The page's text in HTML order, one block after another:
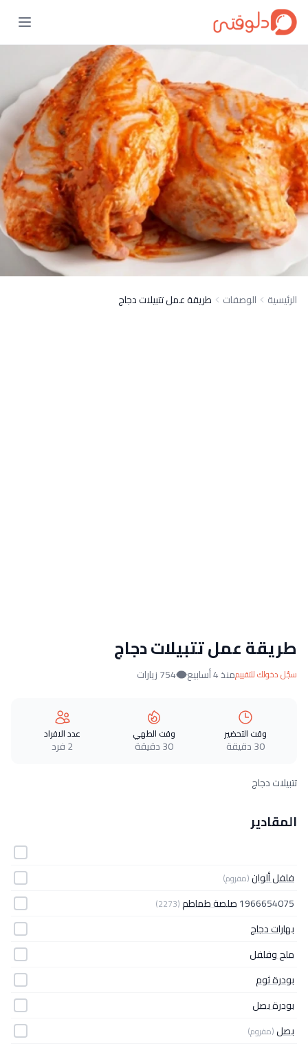
الرئيسية الوصفات طريقة عمل تتبيلات دجاج
طريقة عمل تتبيلات دجاج
سجّل دخولك للتقييممنذ 4 أسابيع 754 زيارات
وقت التحضير
30 دقيقة
وقت الطهي
30 دقيقة
عدد الافراد
2 فرد
تتبيلات دجاج
المقادير
فلفل ألوان(مفروم)
1966654075صلصة طماطم(2273)
بهارات دجاج
ملح وفلفل
بودرة ثوم
بودرة بصل
بصل(مفروم)